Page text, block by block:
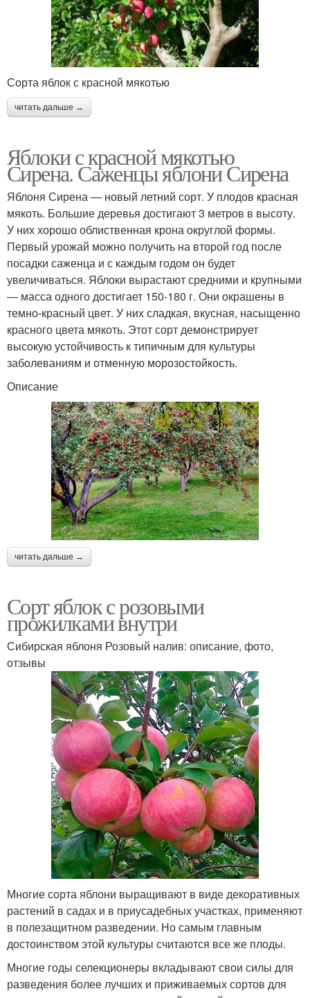
Сорта яблок с красной мякотью
читать дальше →
Яблоки с красной мякотью
Сирена. Саженцы яблони Сирена
Яблоня Сирена — новый летний сорт. У плодов красная
мякоть. Большие деревья достигают 3 метров в высоту.
У них хорошо облиственная крона округлой формы.
Первый урожай можно получить на второй год после
посадки саженца и с каждым годом он будет
увеличиваться. Яблоки вырастают средними и крупными
— масса одного достигает 150-180 г. Они окрашены в
темно-красный цвет. У них сладкая, вкусная, насыщенно
красного цвета мякоть. Этот сорт демонстрирует
высокую устойчивость к типичным для культуры
заболеваниям и отменную морозостойкость.
Описание
читать дальше →
Сорт яблок с розовыми
прожилками внутри
Сибирская яблоня Розовый налив: описание, фото,
отзывы
Многие сорта яблони выращивают в виде декоративных
растений в садах и в приусадебных участках, применяют
в полезащитном разведении. Но самым главным
достоинством этой культуры считаются все же плоды.
Многие годы селекционеры вкладывают свои силы для
разведения более лучших и приживаемых сортов для